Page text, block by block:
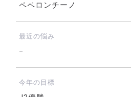
ペペロンチーノ
最近の悩み
−
今年の目標